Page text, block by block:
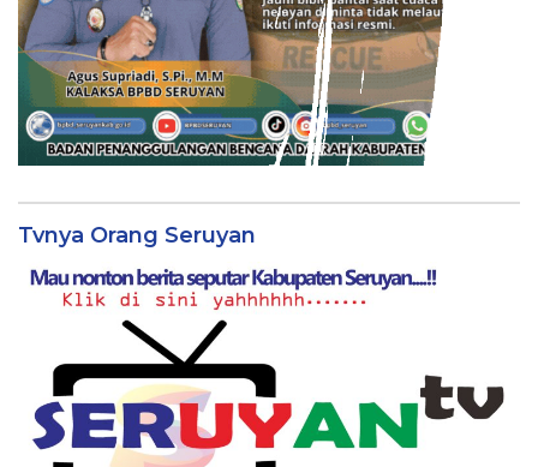
Tvnya Orang Seruyan